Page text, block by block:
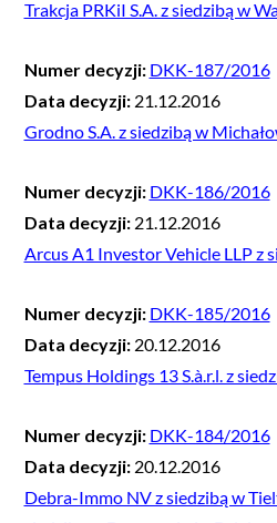
Trakcja PRKiI S.A. z siedzibą w
Numer decyzji: DKK-187/2016
Data decyzji: 21.12.2016
Grodno S.A. z siedzibą w
Numer decyzji: DKK-186/2016
Data decyzji: 21.12.2016
Arcus A1 Investor Vehicle LLP z
Numer decyzji: DKK-185/2016
Data decyzji: 20.12.2016
Tempus Holdings 13 S.à.r.l. z
Numer decyzji: DKK-184/2016
Data decyzji: 20.12.2016
Debra-Immo NV z siedzibą w